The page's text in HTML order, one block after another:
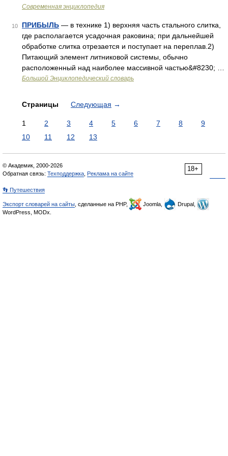
Современная энциклопедия
10 ПРИБЫЛЬ — в технике 1) верхняя часть стального слитка,
где располагается усадочная раковина; при дальнейшей
обработке слитка отрезается и поступает на переплав.2)
Питающий элемент литниковой системы, обычно
расположенный над наиболее массивной частью&#8230; …
Большой Энциклопедический словарь
Страницы Следующая →
1 2 3 4 5 6 7 8
9
10
11 12 13
18+
© Академик, 2000-2026
Обратная связь: Техподдержка Реклама на сайте
👣 Путешествия
Экспорт словарей на сайты , сделанные на PHP, Joomla,
Drupal,
WordPress, MODx.